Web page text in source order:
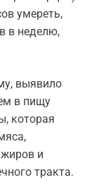
умереть,
в неделю,
выявило
в пищу
которая
и
тракта.